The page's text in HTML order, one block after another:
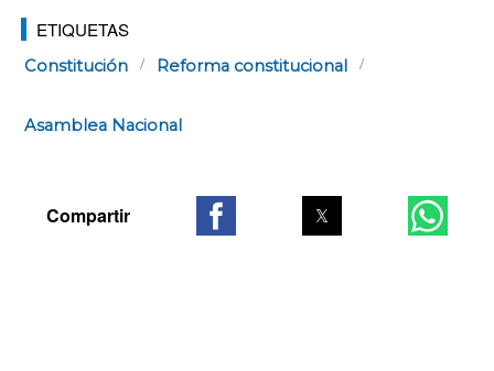
ETIQUETAS
Constitución Reforma constitucional
Asamblea Nacional